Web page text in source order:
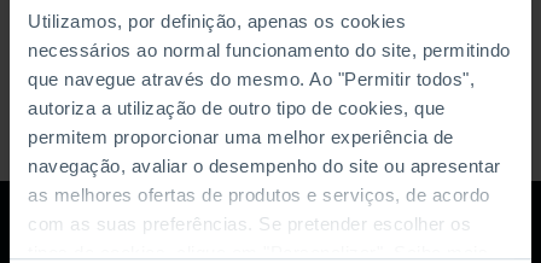
Utilizamos, por definição, apenas os cookies
necessários ao normal funcionamento do site, permitindo
que navegue através do mesmo. Ao "Permitir todos",
autoriza a utilização de outro tipo de cookies, que
permitem proporcionar uma melhor experiência de
navegação, avaliar o desempenho do site ou apresentar
as melhores ofertas de produtos e serviços, de acordo
com as suas preferências. Se pretender escolher os